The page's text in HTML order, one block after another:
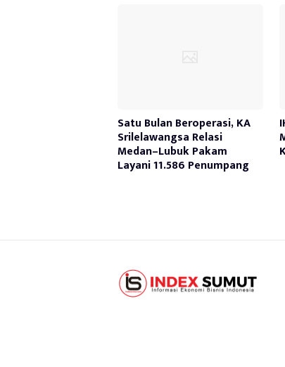
Satu Bulan Beroperasi, KA
Srilelawangsa Relasi
Medan–Lubuk Pakam
Layani 11.586 Penumpang